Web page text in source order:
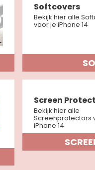
Softcovers
Bekijk hier alle
voor je iPhone 14
Screen
Bekijk hier alle
Screenprotectors
iPhone 14